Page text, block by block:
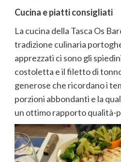
Cucina e piatti consigliati
La cucina della Tasca Os
tradizione culinaria
apprezzati ci sono gli
costoletta e il filetto di
generose che ricordano i
porzioni abbondanti e la
un ottimo rapporto qualità-